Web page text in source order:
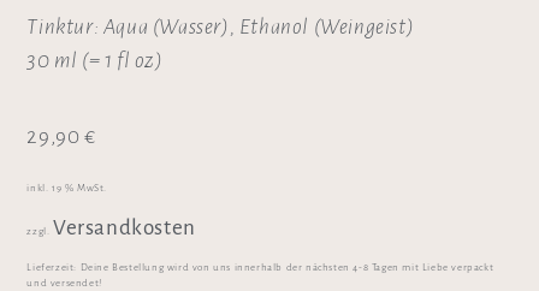
Tinktur: Aqua (Wasser), Ethanol (Weingeist)
30 ml (= 1 fl oz)
29,90 €
inkl. 19 % MwSt.
zzgl. Versandkosten
Lieferzeit:
Deine Bestellung wird von uns innerhalb der nächsten 4-8 Tagen mit Liebe verpackt
und versendet!